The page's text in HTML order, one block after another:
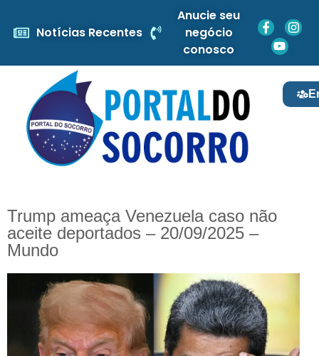
Notícias Recentes
Anucie seu
negócio
conosco
Trump ameaça Venezuela caso não
aceite deportados – 20/09/2025 –
Mundo